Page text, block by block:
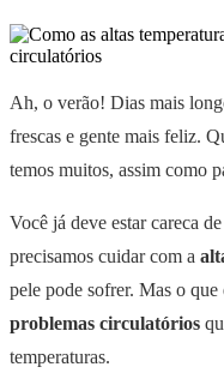
Ah, o verão! Dias mais
frescas e gente mais feliz.
temos muitos, assim como
Você já deve estar careca
precisamos cuidar com a
pele pode sofrer. Mas o
problemas circulatórios
temperaturas.